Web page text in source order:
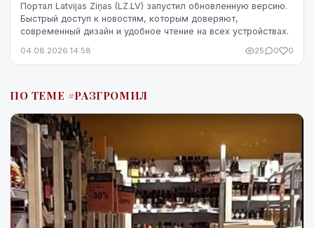
Портал Latvijas Ziņas (LZ.LV) запустил обновленную версию.
Быстрый доступ к новостям, которым доверяют,
современный дизайн и удобное чтение на всех устройствах.
04.08.2026 14:58 25 0 0
ПО ТЕМЕ #РАЗГРОМИЛ